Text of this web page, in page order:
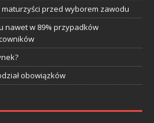
maturzyści przed wyborem zawodu
nawet w 89% przypadków
obowiązków